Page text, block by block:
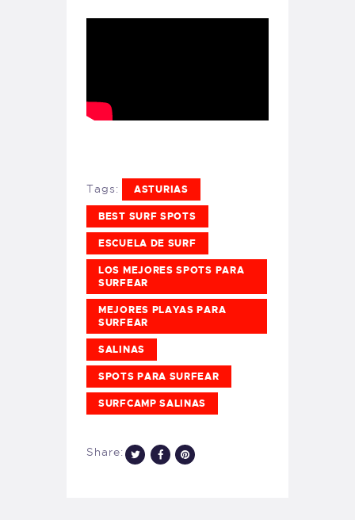
Tags: ASTURIAS
BEST SURF SPOTS
ESCUELA DE SURF
LOS MEJORES SPOTS PARA
SURFEAR
MEJORES PLAYAS PARA
SURFEAR
SALINAS
SPOTS PARA SURFEAR
SURFCAMP SALINAS
Share: